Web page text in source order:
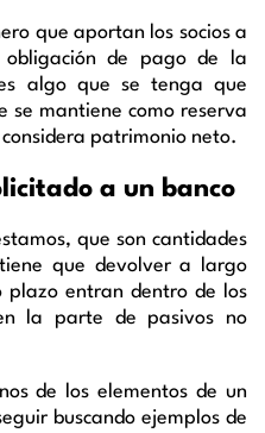
que aportan los socios a
de pago de la
algo que se tenga que
se mantiene como reserva
patrimonio neto.
a un banco
que son cantidades
que devolver a largo
plazo entran dentro de los
la parte de pasivos no
de los elementos de un
buscando ejemplos de